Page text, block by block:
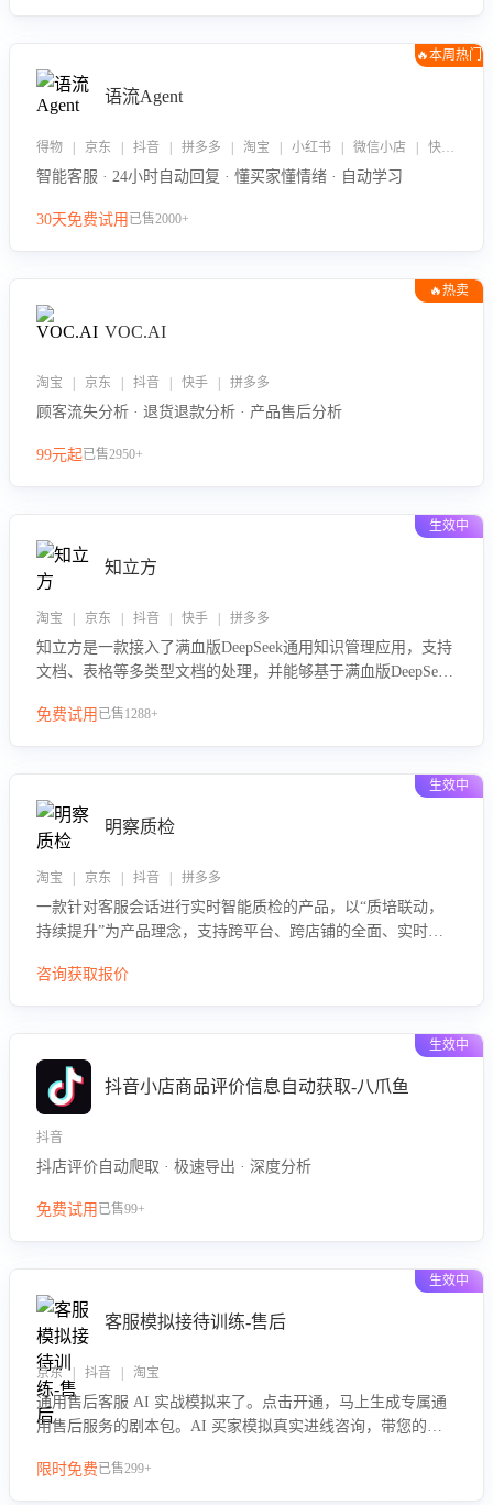
🔥本周热门
语流Agent
得物 | 京东 | 抖音 | 拼多多 | 淘宝 | 小红书 | 微信小店 | 快手 | 唯品会
智能客服 · 24小时自动回复 · 懂买家懂情绪 · 自动学习
30天免费试用 已售2000+
🔥热卖
VOC.AI
淘宝 | 京东 | 抖音 | 快手 | 拼多多
顾客流失分析 · 退货退款分析 · 产品售后分析
99元起已售2950+
生效中
知立方
淘宝 | 京东 | 抖音 | 快手 | 拼多多
知立方是一款接入了满血版DeepSeek通用知识管理应用，支持
文档、表格等多类型文档的处理，并能够基于满血版DeepSeek
助用户高效管理和利用知识资源。通过该产品，用户可以轻松
免费试用 已售1288+
生效中
明察质检
淘宝 | 京东 | 抖音 | 拼多多
一款针对客服会话进行实时智能质检的产品，以“质培联动，
持续提升”为产品理念，支持跨平台、跨店铺的全面、实时、
队的销服能力。
咨询获取报价
生效中
抖音小店商品评价信息自动获取-八爪鱼
抖音
抖店评价自动爬取 · 极速导出 · 深度分析
免费试用 已售99+
生效中
客服模拟接待训练-售后
京东 | 抖音 | 淘宝
通用售后客服 AI 实战模拟来了。点击开通，马上生成专属通
用售后服务的剧本包。AI 买家模拟真实进线咨询，带您的客
要点，轻松提升服务能力。
限时免费已售299+